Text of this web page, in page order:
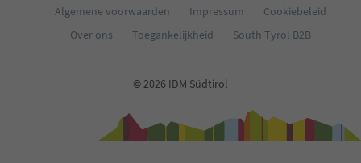
Algemene voorwaarden
Impressum
Cookiebeleid
Over ons
Toegankelijkheid South Tyrol B2B
© 2026 IDM Südtirol